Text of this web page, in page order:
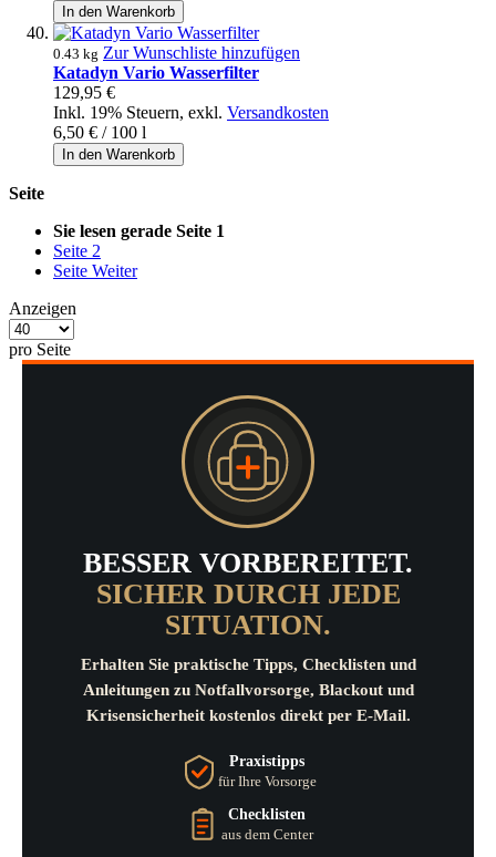
In den Warenkorb
0.43 kg Zur Wunschliste hinzufügen
Katadyn Vario Wasserfilter
129,95 €
Inkl. 19% Steuern, exkl. Versandkosten
6,50 € / 100 l
In den Warenkorb
Seite
Sie lesen gerade Seite 1
Seite 2
Seite Weiter
Anzeigen
pro Seite
BESSER VORBEREITET.
SICHER DURCH JEDE
SITUATION.
Erhalten Sie praktische Tipps, Checklisten und
Anleitungen zu Notfallvorsorge, Blackout und
Krisensicherheit kostenlos direkt per E-Mail.
Praxistipps
für Ihre Vorsorge
Checklisten
aus dem Center